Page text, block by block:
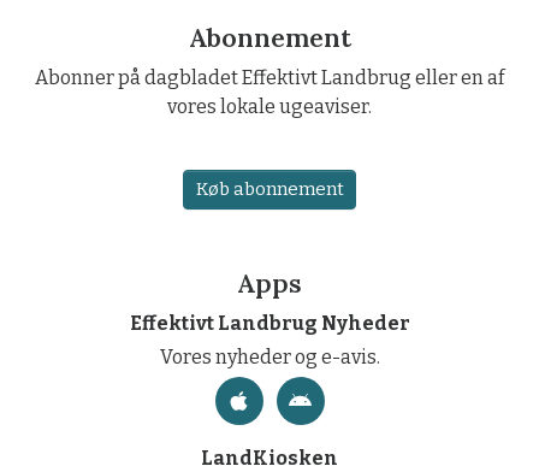
Abonnement
Abonner på dagbladet Effektivt Landbrug eller en af
vores lokale ugeaviser.
Køb abonnement
Apps
Effektivt Landbrug Nyheder
Vores nyheder og e-avis.
LandKiosken